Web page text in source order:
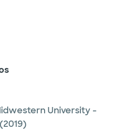
University -
(2019)